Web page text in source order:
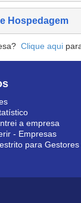
Hospedagem
Clique aqui
a empresa
- Empresas
para